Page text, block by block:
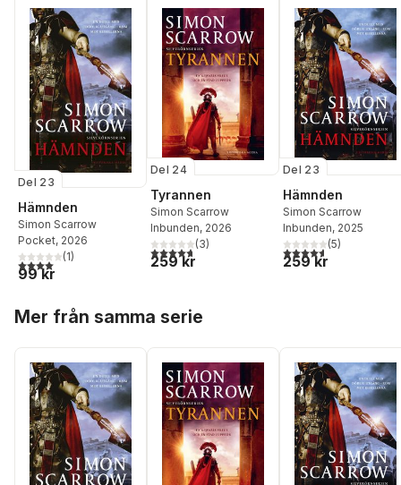
Del 23
Hämnden
Simon Scarrow
Pocket, 2026
4,0utav 5 stjärnor. Totalt antal röster:
(1)
99 kr
Del 24
Tyrannen
Simon Scarrow
Inbunden, 2026
4,7utav 5 stjärnor. Totalt antal röster:
(3)
259 kr
Del 23
Hämnden
Simon Scarrow
Inbunden, 2025
4,6utav 5 stjärnor.
(5)
259 kr
Mer från samma serie